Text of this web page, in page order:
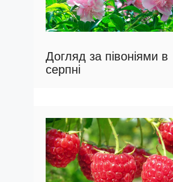
Догляд за півоніями в
серпні